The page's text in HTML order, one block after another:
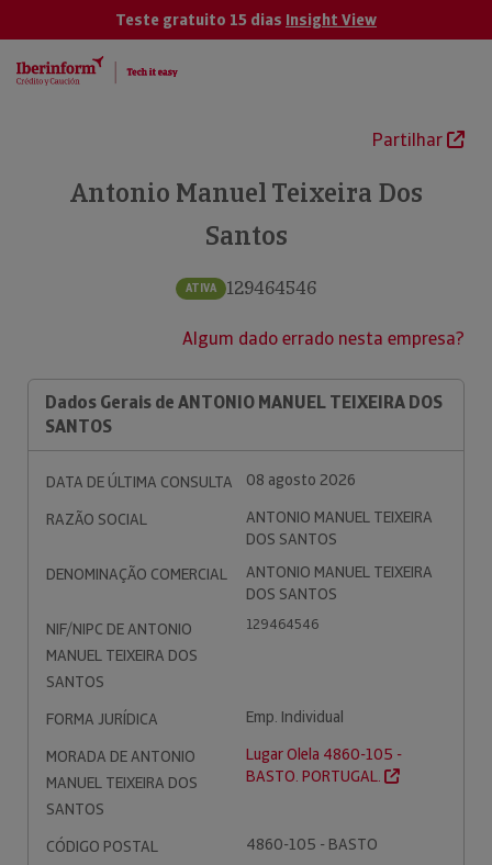
Teste gratuito 15 dias Insight View
Partilhar
Antonio Manuel Teixeira Dos
Santos
ATIVA 129464546
Algum dado errado nesta empresa?
Dados Gerais de ANTONIO MANUEL TEIXEIRA DOS
SANTOS
DATA DE ÚLTIMA CONSULTA
08 agosto 2026
RAZÃO SOCIAL
ANTONIO MANUEL TEIXEIRA
DOS SANTOS
DENOMINAÇÃO COMERCIAL
ANTONIO MANUEL TEIXEIRA
DOS SANTOS
NIF/NIPC DE ANTONIO
MANUEL TEIXEIRA DOS
SANTOS
129464546
FORMA JURÍDICA
Emp. Individual
MORADA DE ANTONIO
MANUEL TEIXEIRA DOS
SANTOS
Lugar Olela 4860-105 -
BASTO. PORTUGAL.
CÓDIGO POSTAL
4860-105 - BASTO